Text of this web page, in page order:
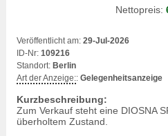
Nettopreis:
Veröffentlicht am: 29-Jul-2026
ID-Nr: 109216
Standort: Berlin
Art der Anzeige:: Gelegenheitsanzeige
Kurzbeschreibung:
Zum Verkauf steht eine DIOSNA
überholtem Zustand.